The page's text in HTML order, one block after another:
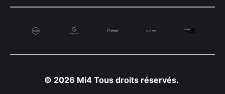
© 2026 Mi4 Tous droits réservés.